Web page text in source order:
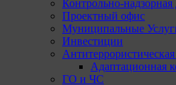
Контрольно-надзорная
Проектный офис
Муниципальные
Инвестиции
Адаптационная
ГО и ЧС